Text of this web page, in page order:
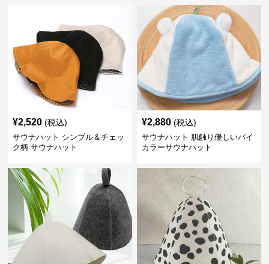
¥2,520 (税込)
サウナハット シンプル＆チェッ
ク柄 サウナハット
¥2,880 (税込)
サウナハット 肌触り優しいバイ
カラーサウナハット